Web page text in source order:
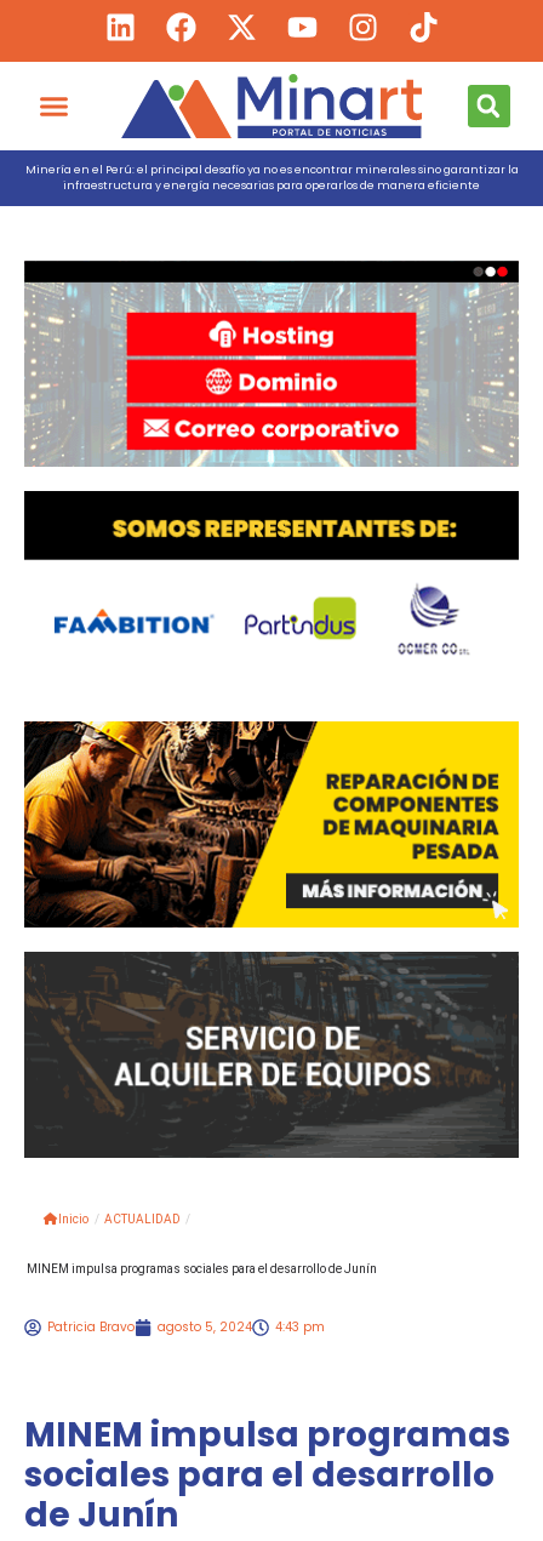
Minería en el Perú: el principal desafío ya no es encontrar minerales sino garantizar la
infraestructura y energía necesarias para operarlos de manera eficiente
Inicio / ACTUALIDAD /
MINEM impulsa programas sociales para el desarrollo de Junín
Patricia Bravo agosto 5, 2024 4:43 pm
MINEM impulsa programas
sociales para el desarrollo
de Junín